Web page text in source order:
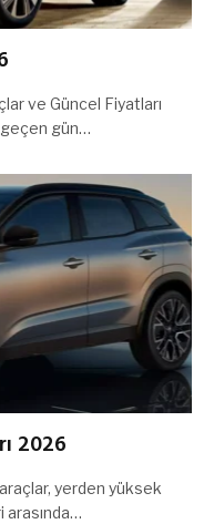
ve Güncel Fiyatları
geçen gün…
2026
yerden yüksek
arasında…